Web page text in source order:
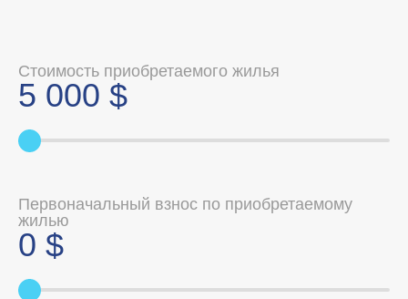
Стоимость приобретаемого жилья
5 000 $
Первоначальный взнос по приобретаемому
жилью
0 $